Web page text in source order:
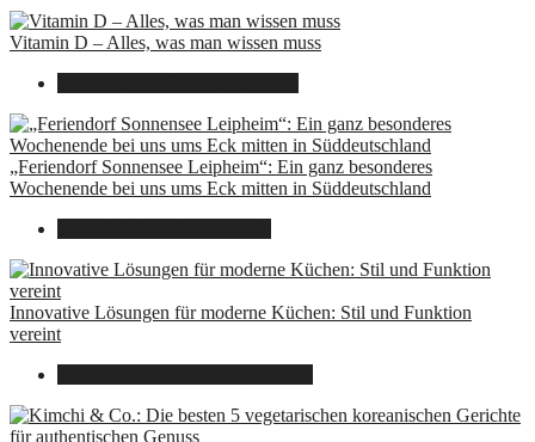
Vitamin D – Alles, was man wissen muss
„Feriendorf Sonnensee Leipheim“: Ein ganz besonderes
Wochenende bei uns ums Eck mitten in Süddeutschland
Innovative Lösungen für moderne Küchen: Stil und Funktion
vereint